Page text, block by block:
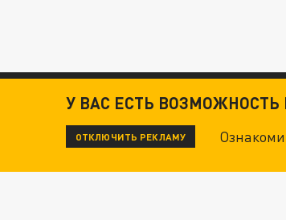
У ВАС ЕСТЬ
ОТКЛЮЧИТЬ РЕКЛАМУ